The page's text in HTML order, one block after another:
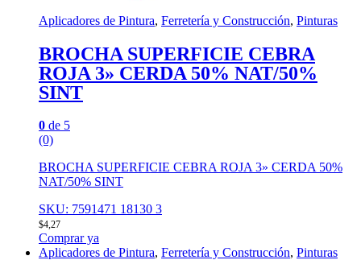
Aplicadores de Pintura, Ferretería y Construcción, Pinturas
BROCHA SUPERFICIE CEBRA
ROJA 3» CERDA 50% NAT/50%
SINT
0 de 5
(0)
BROCHA SUPERFICIE CEBRA ROJA 3» CERDA 50%
NAT/50% SINT
SKU: 7591471 18130 3
$4,27
Comprar ya
Aplicadores de Pintura, Ferretería y Construcción, Pinturas